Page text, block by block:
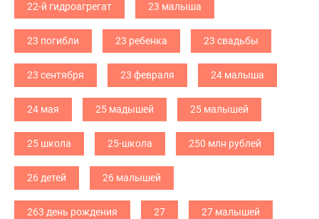
22-й гидроагрегат 23 малыша
23 погибли 23 ребенка 23 свадьбы
23 сентября 23 февраля 24 малыша
24 мая 25 мадышей 25 малышей
25 школа 25-школа 250 млн рублей
26 детей 26 малышей
263 день рождения 27 27 малышей